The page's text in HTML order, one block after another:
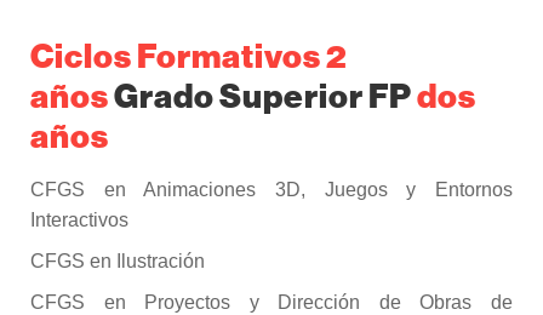
Ciclos Formativos 2
añosGrado Superior FPdos
años
CFGS en Animaciones 3D, Juegos y Entornos
Interactivos
CFGS en Ilustración
CFGS en Proyectos y Dirección de Obras de